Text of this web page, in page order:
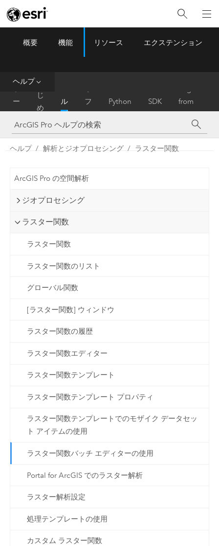
ArcGIS Pro Menu
概要 機能 リソース エクステンション
ヘルプ
ー
ム
は
じ
め
に
ル
プ
フ
ァ
レ
ン
ス
Python SDK
from
ArcMap
ヘルプ 解析とジオプロセシング ラスター関数
ArcGIS Pro の空間解析
ジオプロセシング
ラスター関数
ラスター関数
ラスター関数のリスト
グローバル関数
[ラスター関数] ウィンドウ
ラスター関数の履歴
ラスター関数エディター
ラスター関数テンプレート
ラスター関数テンプレート プロパティ
ラスター関数テンプレートでのモザイク データセッ
ト アイテムの使用
ラスター関数バッチ エディターの使用
Portal for ArcGIS でのラスター解析
ラスター解析設定
処理テンプレートの使用
カスタム ラスター関数